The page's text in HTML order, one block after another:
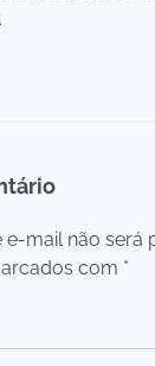
e-mail não será
com *